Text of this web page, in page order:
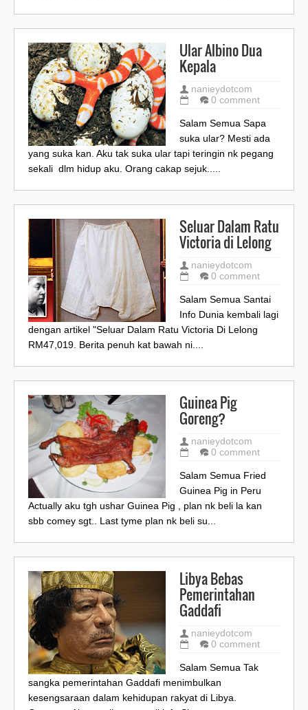
Ular Albino Dua
Kepala
nanieydotcom
0 comment
Salam Semua Sapa
suka ular? Mesti ada
yang suka kan. Aku tak suka ular tapi teringin nk pegang
sekali dlm hidup aku. Orang cakap sejuk.....
Seluar Dalam Ratu
Victoria di Lelong
nanieydotcom
0 comment
Salam Semua Santai
Info Dunia kembali lagi
dengan artikel "Seluar Dalam Ratu Victoria Di Lelong
RM47,019. Berita penuh kat bawah ni....
Guinea Pig
Goreng?
nanieydotcom
0 comment
Salam Semua Fried
Guinea Pig in Peru
Actually aku tgh ushar Guinea Pig , plan nk beli la kan
sbb comey sgt.. Last tyme plan nk beli su...
Libya Bebas
Pemerintahan
Gaddafi
nanieydotcom
0 comment
Salam Semua Tak
sangka pemerintahan Gaddafi menimbulkan
kesengsaraan dalam kehidupan rakyat di Libya.